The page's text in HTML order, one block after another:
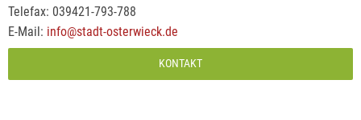
Telefax: 039421-793-788
E-Mail: info@stadt-osterwieck.de
KONTAKT